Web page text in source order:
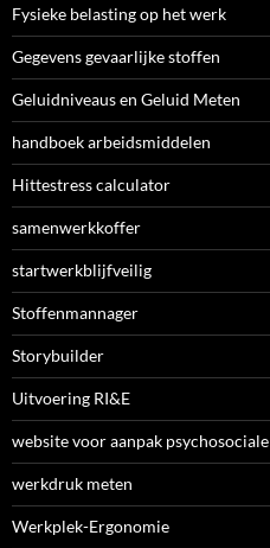
Fysieke belasting op het werk
Gegevens gevaarlijke stoffen
Geluidniveaus en Geluid Meten
handboek arbeidsmiddelen
Hittestress calculator
samenwerkkoffer
startwerkblijfveilig
Stoffenmannager
Storybuilder
Uitvoering RI&E
website voor aanpak psychosociale
werkdruk meten
Werkplek-Ergonomie